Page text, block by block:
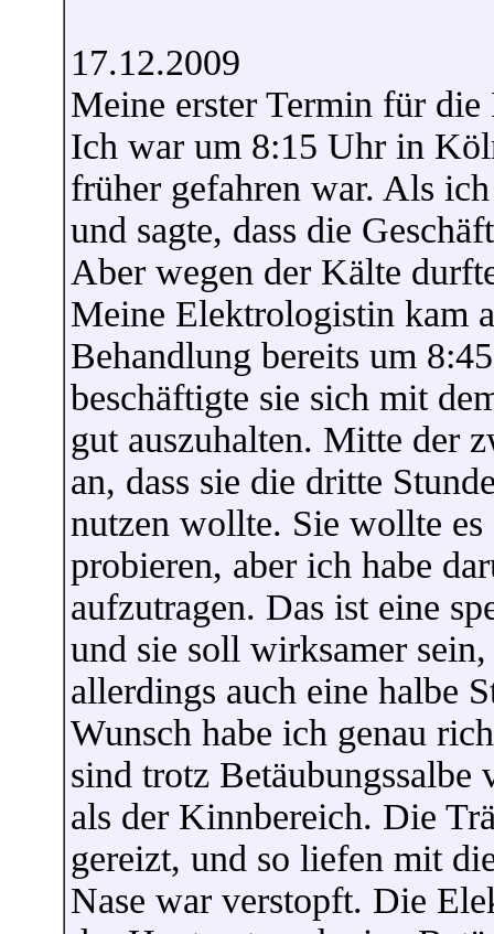
17.12.2009
Meine erster Termin für
Ich war um 8:15 Uhr in
früher gefahren war. Als
und sagte, dass die
Aber wegen der Kälte
Meine Elektrologistin kam
Behandlung bereits um
beschäftigte sie sich mit
gut auszuhalten. Mitte der
an, dass sie die dritte
nutzen wollte. Sie wollte es
probieren, aber ich habe
aufzutragen. Das ist eine
und sie soll wirksamer
allerdings auch eine halbe
Wunsch habe ich genau
sind trotz
als der Kinnbereich. Die
gereizt, und so liefen mit
Nase war verstopft. Die